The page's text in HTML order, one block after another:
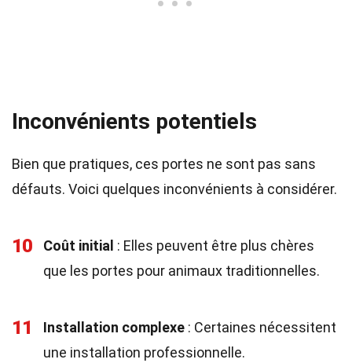
Inconvénients potentiels
Bien que pratiques, ces portes ne sont pas sans
défauts. Voici quelques inconvénients à considérer.
10 Coût initial : Elles peuvent être plus chères
que les portes pour animaux traditionnelles.
11 Installation complexe : Certaines nécessitent
une installation professionnelle.